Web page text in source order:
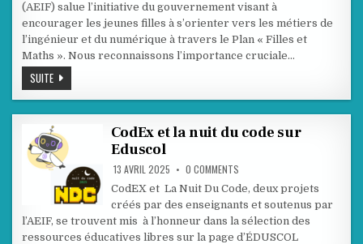
(AEIF) salue l’initiative du gouvernement visant à
encourager les jeunes filles à s’orienter vers les métiers de
l’ingénieur et du numérique à travers le Plan « Filles et
Maths ». Nous reconnaissons l’importance cruciale…
SUITEL’AEIF
SALUE
L’INITIATIVE
PLAN
« FILLES
ET
MATHS »
CodEx et la nuit du code sur
Eduscol
13 AVRIL 2025 0 COMMENTS
ET
NUIT
DU
CODE
SUR
CodEX et La Nuit Du Code, deux projets
créés par des enseignants et soutenus par
l’AEIF, se trouvent mis à l’honneur dans la sélection des
ressources éducatives libres sur la page d’ÉDUSCOL